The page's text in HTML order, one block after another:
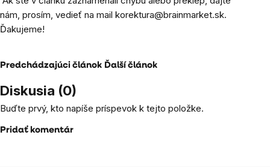
nám, prosím, vedieť na mail korektura@brainmarket.sk.
Ďakujeme!
Predchádzajúci článok Ďalší článok
Diskusia (0)
Buďte prvý, kto napíše príspevok k tejto položke.
Pridať komentár